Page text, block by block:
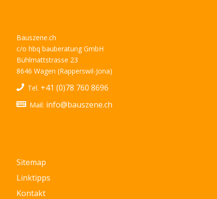
Bauszene.ch
c/o hbq bauberatung GmbH
Bühlmattstrasse 23
8646 Wagen (Rapperswil-Jona)
Tel. +41 (0)78 760 8696
Mail: info@bauszene.ch
Sitemap
Linktipps
Kontakt